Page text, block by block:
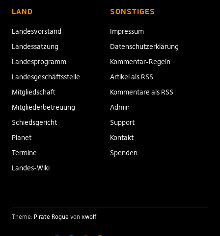
LAND
Landesvorstand
Landessatzung
Landesprogramm
Landesgeschäftsstelle
Mitgliedschaft
Mitgliederbetreuung
Schiedsgericht
Planet
Termine
Landes-Wiki
SONSTIGES
Impressum
Datenschutzerklärung
Kommentar-Regeln
Artikel als RSS
Kommentare als RSS
Admin
Support
Kontakt
Spenden
Theme: Pirate Rogue von xwolf